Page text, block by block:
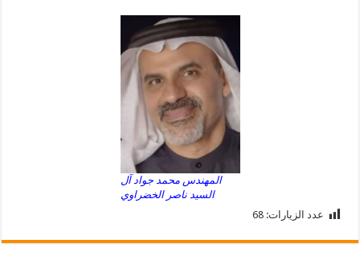
المهندس محمد جواد آل
السيد ناصر الخضراوي
عدد الزيارات: 68